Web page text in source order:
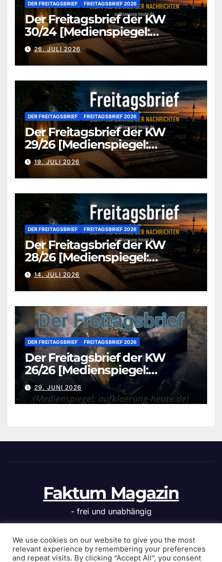
DER FREITAGSBRIEF FREITAGSBRIEF 2026
Der Freitagsbrief der KW
30/24 [Medienspiegel:
aufklaerung-heute-de]
26. JULI 2026
DER FREITAGSBRIEF FREITAGSBRIEF 2026
Der Freitagsbrief der KW
29/26 [Medienspiegel:
aufklaerung-heute.de]
19. JULI 2026
DER FREITAGSBRIEF FREITAGSBRIEF 2026
Der Freitagsbrief der KW
28/26 [Medienspiegel:
aufklaerung-heute.de]
14. JULI 2026
DER FREITAGSBRIEF FREITAGSBRIEF 2026
Der Freitagsbrief der KW
26/26 [Medienspiegel:
aufklaerung-heute.de]
29. JUNI 2026
Faktum Magazin
- frei und unabhängig
Stolz präsentiert von WordPress|Theme: News Click von
We use cookies on our website to give you the most
relevant experience by remembering your preferences
and repeat visits. By clicking “Accept All”, you consent